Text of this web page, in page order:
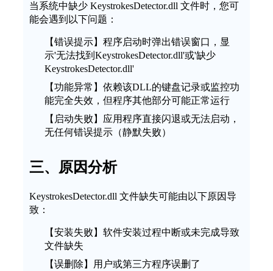
当系统中缺少 KeystrokesDetector.dll 文件时，您可
能会遇到以下问题：
【错误提示】程序启动时弹出错误窗口，显
示'无法找到KeystrokesDetector.dll'或'缺少
KeystrokesDetector.dll'
【功能异常】依赖该DLL的键盘记录或监控功
能完全失效，但程序其他部分可能正常运行
【启动失败】应用程序直接闪退或无法启动，
无任何错误提示（静默失败）
三、原因分析
KeystrokesDetector.dll 文件缺失可能由以下原因导
致：
【安装失败】软件安装过程中断或未完成导致
文件缺失
【误删除】用户或第三方程序误删了